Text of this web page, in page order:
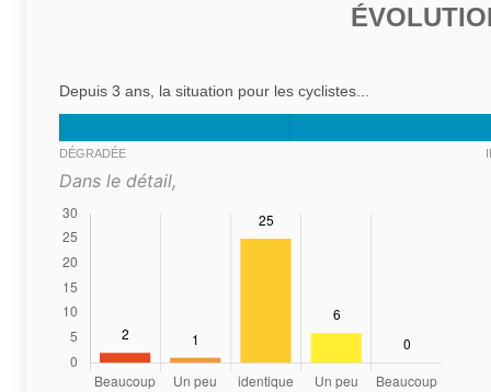
Depuis 3 ans, la situation pour les cyclistes...
DÉGRADÉE
Dans le détail,